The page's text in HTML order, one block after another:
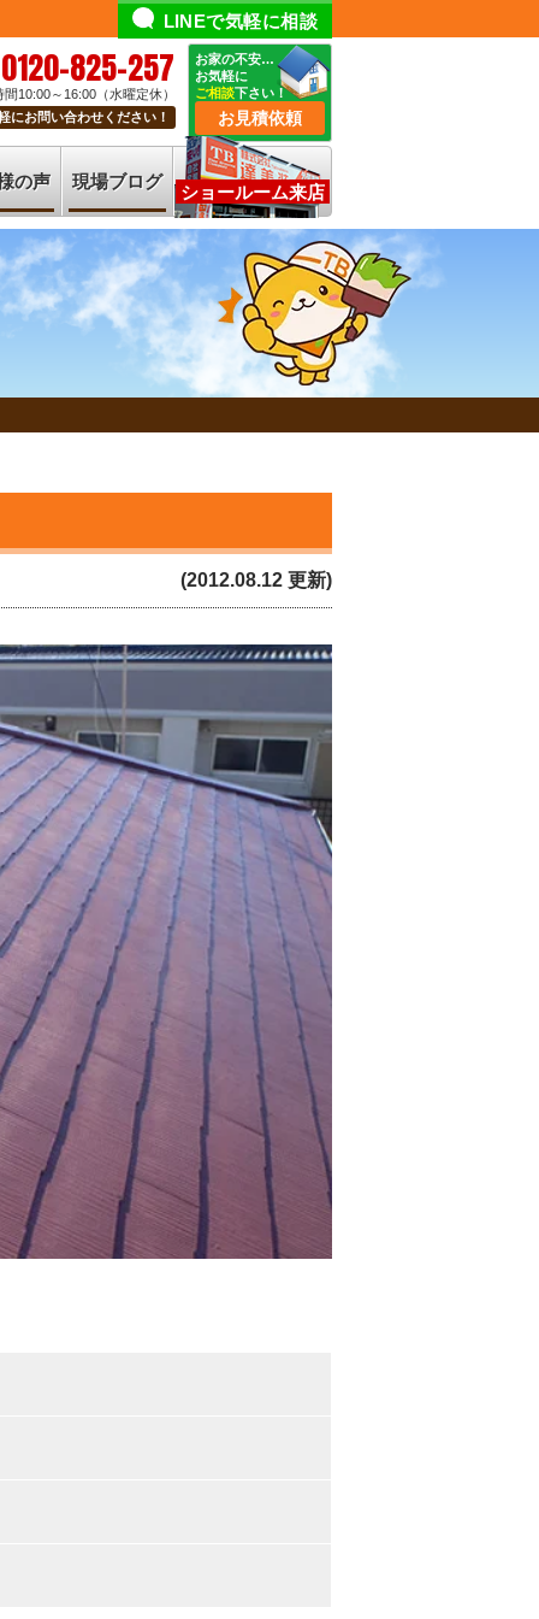
LINEで気軽に相談
0120-825-257
間10:00～16:00（水曜定休）
にお問い合わせください！
お家の不安…
お気軽に
ご相談下さい！
お見積依頼
の声 現場ブログ
ショールーム来店
(2012.08.12 更新)